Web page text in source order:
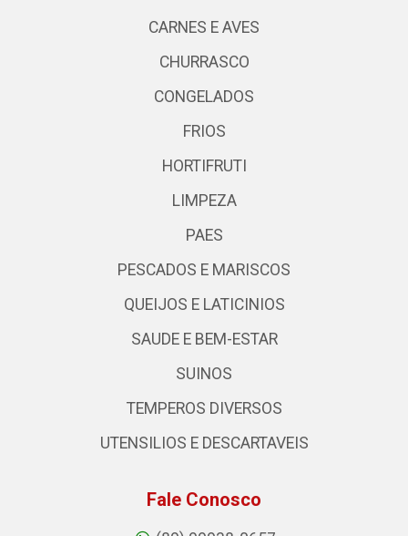
CARNES E AVES
CHURRASCO
CONGELADOS
FRIOS
HORTIFRUTI
LIMPEZA
PAES
PESCADOS E MARISCOS
QUEIJOS E LATICINIOS
SAUDE E BEM-ESTAR
SUINOS
TEMPEROS DIVERSOS
UTENSILIOS E DESCARTAVEIS
Fale Conosco